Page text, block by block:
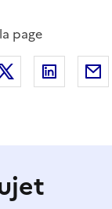
page
sur Facebook
Partager sur